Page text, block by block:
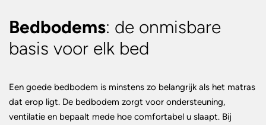
Bedbodems: de onmisbare
basis voor elk bed
Een goede bedbodem is minstens zo belangrijk als het matras
dat erop ligt. De bedbodem zorgt voor ondersteuning,
ventilatie en bepaalt mede hoe comfortabel u slaapt. Bij